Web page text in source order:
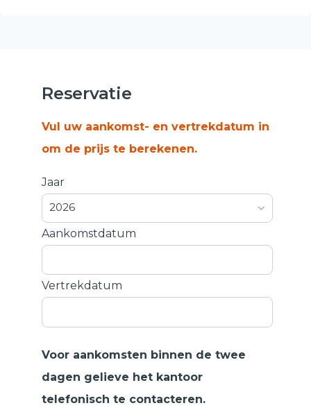
Reservatie
Vul uw aankomst- en vertrekdatum in
om de prijs te berekenen.
Jaar
2026
Aankomstdatum
Vertrekdatum
Voor aankomsten binnen de twee
dagen gelieve het kantoor
telefonisch te contacteren.